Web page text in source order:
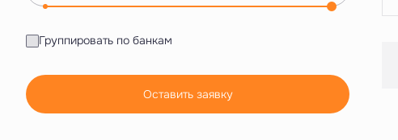
Группировать по банкам
Оставить заявку